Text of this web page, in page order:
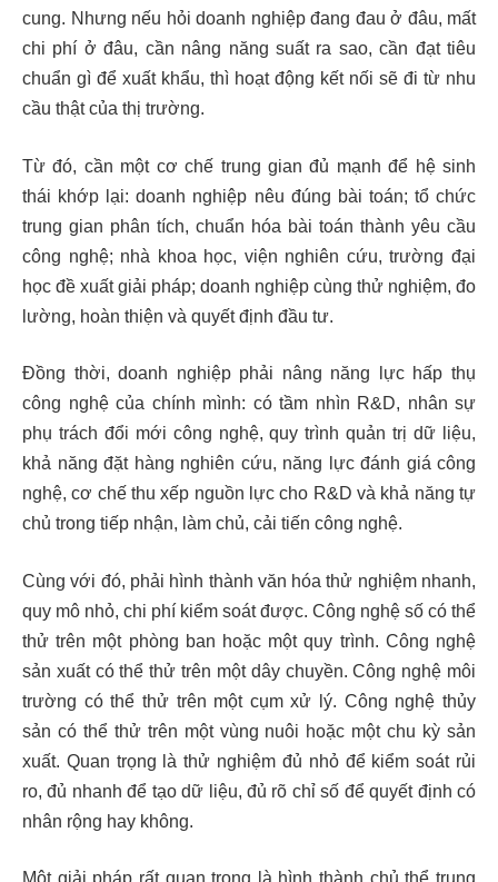
cung. Nhưng nếu hỏi doanh nghiệp đang đau ở đâu, mất
chi phí ở đâu, cần nâng năng suất ra sao, cần đạt tiêu
chuẩn gì để xuất khẩu, thì hoạt động kết nối sẽ đi từ nhu
cầu thật của thị trường.
Từ đó, cần một cơ chế trung gian đủ mạnh để hệ sinh
thái khớp lại: doanh nghiệp nêu đúng bài toán; tổ chức
trung gian phân tích, chuẩn hóa bài toán thành yêu cầu
công nghệ; nhà khoa học, viện nghiên cứu, trường đại
học đề xuất giải pháp; doanh nghiệp cùng thử nghiệm, đo
lường, hoàn thiện và quyết định đầu tư.
Đồng thời, doanh nghiệp phải nâng năng lực hấp thụ
công nghệ của chính mình: có tầm nhìn R&D, nhân sự
phụ trách đổi mới công nghệ, quy trình quản trị dữ liệu,
khả năng đặt hàng nghiên cứu, năng lực đánh giá công
nghệ, cơ chế thu xếp nguồn lực cho R&D và khả năng tự
chủ trong tiếp nhận, làm chủ, cải tiến công nghệ.
Cùng với đó, phải hình thành văn hóa thử nghiệm nhanh,
quy mô nhỏ, chi phí kiểm soát được. Công nghệ số có thể
thử trên một phòng ban hoặc một quy trình. Công nghệ
sản xuất có thể thử trên một dây chuyền. Công nghệ môi
trường có thể thử trên một cụm xử lý. Công nghệ thủy
sản có thể thử trên một vùng nuôi hoặc một chu kỳ sản
xuất. Quan trọng là thử nghiệm đủ nhỏ để kiểm soát rủi
ro, đủ nhanh để tạo dữ liệu, đủ rõ chỉ số để quyết định có
nhân rộng hay không.